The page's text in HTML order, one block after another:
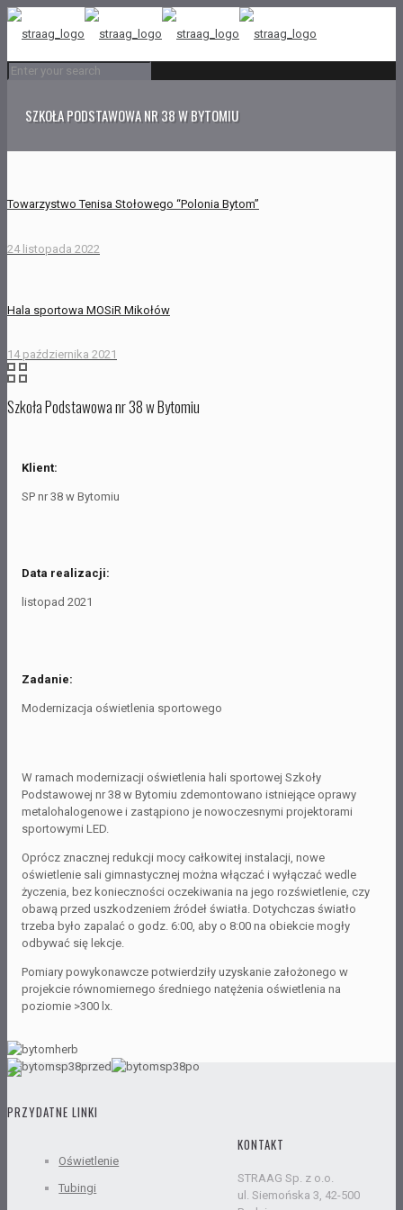
SZKOŁA PODSTAWOWA NR 38 W BYTOMIU
Towarzystwo Tenisa Stołowego “Polonia Bytom”
24 listopada 2022
Hala sportowa MOSiR Mikołów
14 października 2021
Szkoła Podstawowa nr 38 w Bytomiu
Klient:
SP nr 38 w Bytomiu
Data realizacji:
listopad 2021
Zadanie:
Modernizacja oświetlenia sportowego
W ramach modernizacji oświetlenia hali sportowej Szkoły
Podstawowej nr 38 w Bytomiu zdemontowano istniejące oprawy
metalohalogenowe i zastąpiono je nowoczesnymi projektorami
sportowymi LED.
Oprócz znacznej redukcji mocy całkowitej instalacji, nowe
oświetlenie sali gimnastycznej można włączać i wyłączać wedle
życzenia, bez konieczności oczekiwania na jego rozświetlenie, czy
obawą przed uszkodzeniem źródeł światła. Dotychczas światło
trzeba było zapalać o godz. 6:00, aby o 8:00 na obiekcie mogły
odbywać się lekcje.
Pomiary powykonawcze potwierdziły uzyskanie założonego w
projekcie równomiernego średniego natężenia oświetlenia na
poziomie >300 lx.
PRZYDATNE LINKI
Oświetlenie
Tubingi
KONTAKT
STRAAG Sp. z o.o.
ul. Siemońska 3, 42-500